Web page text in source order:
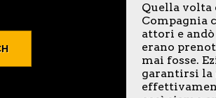
Quella volta
Compagnia
attori e
erano
mai fosse.
garantirsi la